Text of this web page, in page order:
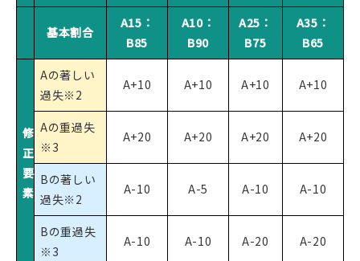
基本割合
A15：
B85
A10：
B90
A25：
B75
A35：
B65
修
正
要
素
Aの著しい
過失※2
A+10 A+10 A+10 A+10
Aの重過失
※3
A+20 A+20 A+20 A+20
Bの著しい
過失※2
A-10 A-5 A-10 A-10
Bの重過失
※3
A-10 A-10 A-20 A-20